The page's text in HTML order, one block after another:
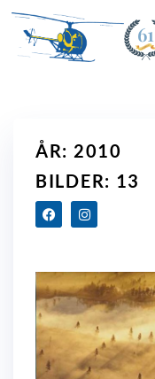
61
ÅR: 2010
BILDER: 13